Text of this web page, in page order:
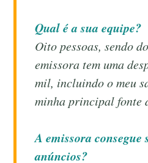
Qual é a sua equipe?
Oito pessoas, sendo
emissora tem uma
mil, incluindo o meu
minha principal fonte
A emissora consegue
anúncios?